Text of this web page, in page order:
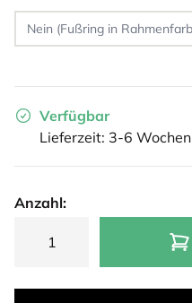
Verfügbar
Lieferzeit: 3-6 Wochen
Anzahl: